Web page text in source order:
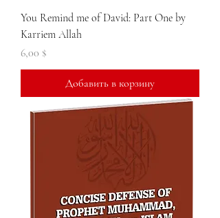
You Remind me of David: Part One by
Karriem Allah
Цена
6,00 $
Добавить в корзину